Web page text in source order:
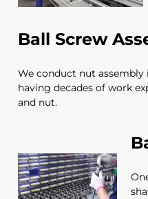
Ball Screw
We conduct nut
having decades of work
and nut.